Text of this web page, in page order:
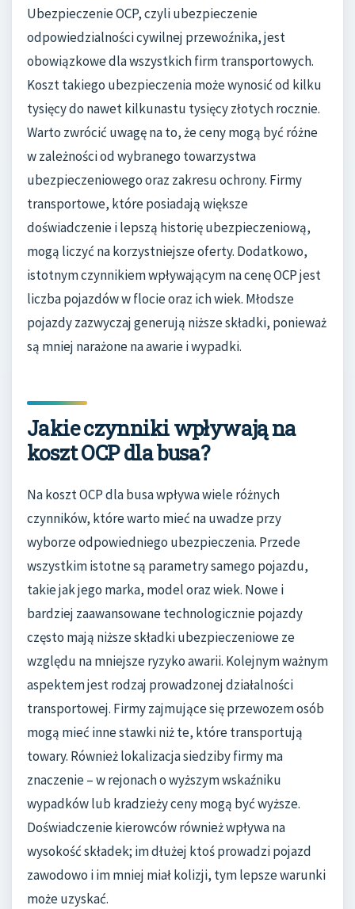
Ubezpieczenie OCP, czyli ubezpieczenie
odpowiedzialności cywilnej przewoźnika, jest
obowiązkowe dla wszystkich firm transportowych.
Koszt takiego ubezpieczenia może wynosić od kilku
tysięcy do nawet kilkunastu tysięcy złotych rocznie.
Warto zwrócić uwagę na to, że ceny mogą być różne
w zależności od wybranego towarzystwa
ubezpieczeniowego oraz zakresu ochrony. Firmy
transportowe, które posiadają większe
doświadczenie i lepszą historię ubezpieczeniową,
mogą liczyć na korzystniejsze oferty. Dodatkowo,
istotnym czynnikiem wpływającym na cenę OCP jest
liczba pojazdów w flocie oraz ich wiek. Młodsze
pojazdy zazwyczaj generują niższe składki, ponieważ
są mniej narażone na awarie i wypadki.
Jakie czynniki wpływają na
koszt OCP dla busa?
Na koszt OCP dla busa wpływa wiele różnych
czynników, które warto mieć na uwadze przy
wyborze odpowiedniego ubezpieczenia. Przede
wszystkim istotne są parametry samego pojazdu,
takie jak jego marka, model oraz wiek. Nowe i
bardziej zaawansowane technologicznie pojazdy
często mają niższe składki ubezpieczeniowe ze
względu na mniejsze ryzyko awarii. Kolejnym ważnym
aspektem jest rodzaj prowadzonej działalności
transportowej. Firmy zajmujące się przewozem osób
mogą mieć inne stawki niż te, które transportują
towary. Również lokalizacja siedziby firmy ma
znaczenie – w rejonach o wyższym wskaźniku
wypadków lub kradzieży ceny mogą być wyższe.
Doświadczenie kierowców również wpływa na
wysokość składek; im dłużej ktoś prowadzi pojazd
zawodowo i im mniej miał kolizji, tym lepsze warunki
może uzyskać.